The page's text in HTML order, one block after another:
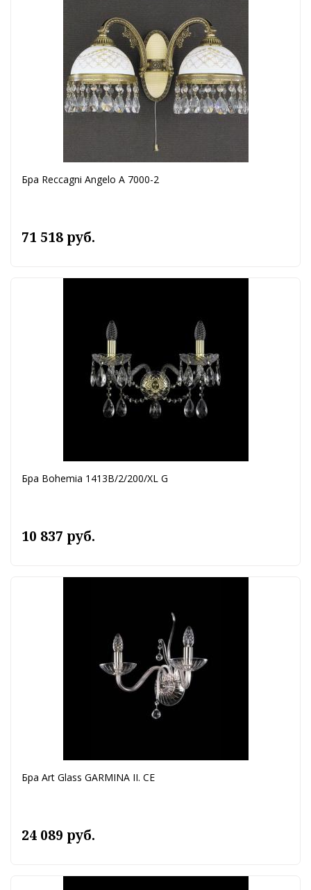
Бра Reccagni Angelo A 7000-2
71 518 руб.
Бра Bohemia 1413B/2/200/XL G
10 837 руб.
Бра Art Glass GARMINA II. CE
24 089 руб.